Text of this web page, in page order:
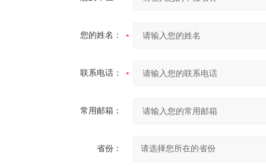
您的姓名：
联系电话：
常用邮箱：
省份：